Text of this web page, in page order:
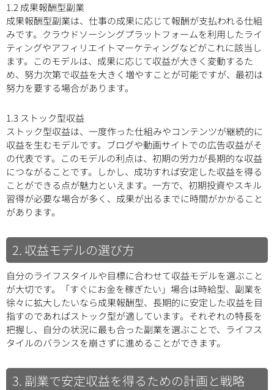
1.2 成果報酬型副業
成果報酬型副業は、仕事の成果に応じて報酬が支払われる仕組
みです。クラウドソーシングプラットフォームを利用したライ
ティングやアフィリエイトマーケティングなどがこれに該当し
ます。このモデルは、成果に応じて収益が大きく変動するた
め、努力次第で収益を大きく増やすことが可能ですが、最初は
努力を要する場合があります。
1.3 ストック型収益
ストック型収益は、一度作った仕組みやコンテンツが継続的に
収益を生むモデルです。ブログや動画サイトでの広告収益がそ
の代表です。このモデルの利点は、初期の労力が長期的な収益
につながることです。しかし、成功すれば安定した収益を得る
ことができる点が魅力といえます。一方で、初期投資やスキル
習得が必要な場合が多く、成果が出るまでに時間がかかること
があります。
2. 収益モデルの選び方
自分のライフスタイルや目標に合わせて収益モデルを選ぶこと
が大切です。「すぐにお金を稼ぎたい」場合は時給型、副業を
徐々に拡大したいなら成果報酬型、長期的に安定した収益を目
指すのであればストック型が適しています。それぞれの特長を
把握し、自分の状況に最も合った副業を選ぶことで、ライフス
タイルのバランスを崩さずに進めることができます。
3. 副業で安定収益を得るための計画と戦略